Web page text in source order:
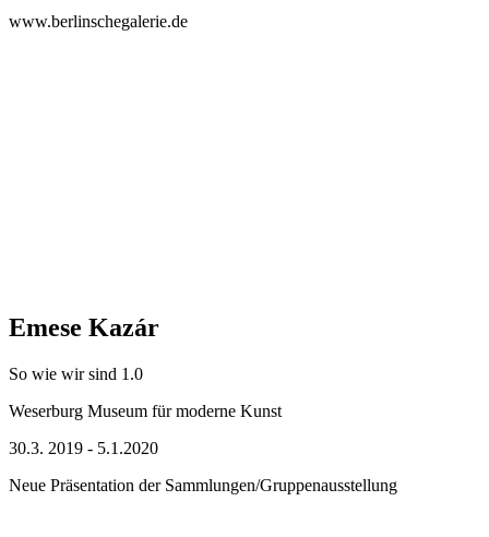
www.berlinschegalerie.de
Emese Kazár
So wie wir sind 1.0
Weserburg Museum für moderne Kunst
30.3. 2019 - 5.1.2020
Neue Präsentation der Sammlungen/Gruppenausstellung